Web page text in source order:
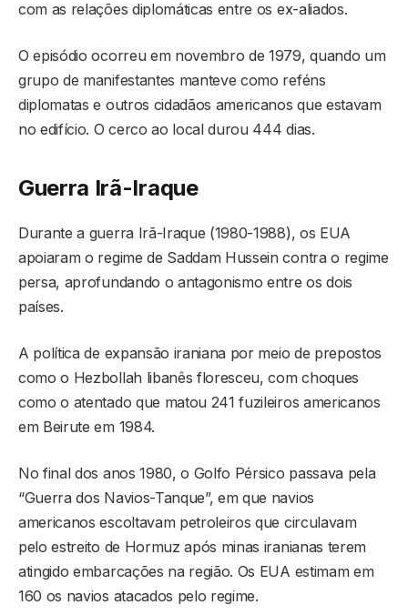
com as relações diplomáticas entre os ex-aliados.
O episódio ocorreu em novembro de 1979, quando um
grupo de manifestantes manteve como reféns
diplomatas e outros cidadãos americanos que estavam
no edifício. O cerco ao local durou 444 dias.
Guerra Irã-Iraque
Durante a guerra Irã-Iraque (1980-1988), os EUA
apoiaram o regime de Saddam Hussein contra o regime
persa, aprofundando o antagonismo entre os dois
países.
A política de expansão iraniana por meio de prepostos
como o Hezbollah libanês floresceu, com choques
como o atentado que matou 241 fuzileiros americanos
em Beirute em 1984.
No final dos anos 1980, o Golfo Pérsico passava pela
“Guerra dos Navios-Tanque”, em que navios
americanos escoltavam petroleiros que circulavam
pelo estreito de Hormuz após minas iranianas terem
atingido embarcações na região. Os EUA estimam em
160 os navios atacados pelo regime.